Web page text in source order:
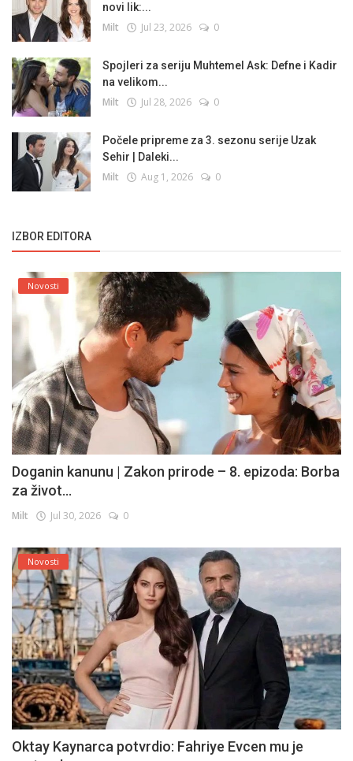
novi lik:...
Milt Jul 23, 2026 0
Spojleri za seriju Muhtemel Ask: Defne i Kadir
na velikom...
Milt Jul 28, 2026 0
Počele pripreme za 3. sezonu serije Uzak
Sehir | Daleki...
Milt Aug 1, 2026 0
IZBOR EDITORA
Novosti
Doganin kanunu | Zakon prirode – 8. epizoda: Borba
za život...
Milt Jul 30, 2026 0
Novosti
Oktay Kaynarca potvrdio: Fahriye Evcen mu je